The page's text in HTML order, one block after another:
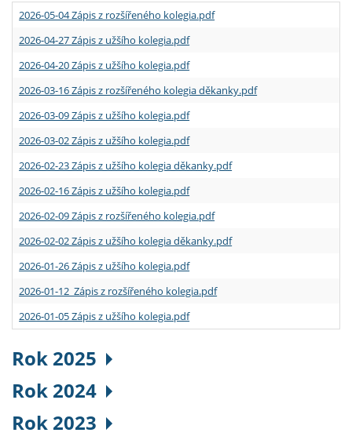
2026-05-04 Zápis z rozšířeného kolegia.pdf
2026-04-27 Zápis z užšího kolegia.pdf
2026-04-20 Zápis z užšího kolegia.pdf
2026-03-16 Zápis z rozšířeného kolegia děkanky.pdf
2026-03-09 Zápis z užšího kolegia.pdf
2026-03-02 Zápis z užšího kolegia.pdf
2026-02-23 Zápis z užšího kolegia děkanky.pdf
2026-02-16 Zápis z užšího kolegia.pdf
2026-02-09 Zápis z rozšířeného kolegia.pdf
2026-02-02 Zápis z užšího kolegia děkanky.pdf
2026-01-26 Zápis z užšího kolegia.pdf
2026-01-12 Zápis z rozšířeného kolegia.pdf
2026-01-05 Zápis z užšího kolegia.pdf
Rok 2025
Rok 2024
Rok 2023